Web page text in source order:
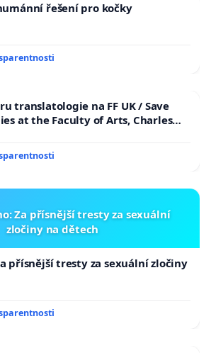
řešení pro kočky
translatologie na FF UK / Save
at the Faculty of Arts, Charles
Za přísnější tresty za sexuální
zločiny na dětech
přísnější tresty za sexuální zločiny